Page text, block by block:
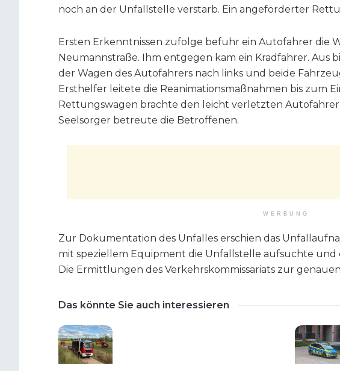
noch an der Unfallstelle verstarb. Ein angeforderter
Ersten Erkenntnissen zufolge befuhr ein Autofahrer die
Neumannstraße. Ihm entgegen kam ein Kradfahrer. Aus
der Wagen des Autofahrers nach links und beide
Ersthelfer leitete die Reanimationsmaßnahmen bis zum
Rettungswagen brachte den leicht verletzten Autofahrer
Seelsorger betreute die Betroffenen.
WERBUNG
Zur Dokumentation des Unfalles erschien das
mit speziellem Equipment die Unfallstelle aufsuchte
Die Ermittlungen des Verkehrskommissariats zur
Das könnte Sie auch interessieren